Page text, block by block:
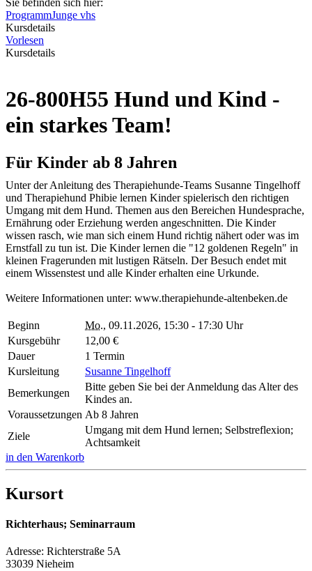
Sie befinden sich hier:
ProgrammJunge vhs
Kursdetails
Vorlesen
Kursdetails
26-800H55 Hund und Kind -
ein starkes Team!
Für Kinder ab 8 Jahren
Unter der Anleitung des Therapiehunde-Teams Susanne Tingelhoff
und Therapiehund Phibie lernen Kinder spielerisch den richtigen
Umgang mit dem Hund. Themen aus den Bereichen Hundesprache,
Ernährung oder Erziehung werden angeschnitten. Die Kinder
wissen rasch, wie man sich einem Hund richtig nähert oder was im
Ernstfall zu tun ist. Die Kinder lernen die "12 goldenen Regeln" in
kleinen Fragerunden mit lustigen Rätseln. Der Besuch endet mit
einem Wissenstest und alle Kinder erhalten eine Urkunde.
Weitere Informationen unter: www.therapiehunde-altenbeken.de
Beginn Mo., 09.11.2026, 15:30 - 17:30 Uhr
Kursgebühr
12,00 €
Dauer
1 Termin
Kursleitung
Susanne Tingelhoff
Bemerkungen
Bitte geben Sie bei der Anmeldung das Alter des
Kindes an.
Voraussetzungen Ab 8 Jahren
Ziele
Umgang mit dem Hund lernen; Selbstreflexion;
Achtsamkeit
in den Warenkorb
Kursort
Richterhaus; Seminarraum
Adresse: Richterstraße 5A
33039 Nieheim